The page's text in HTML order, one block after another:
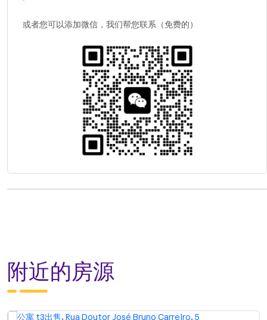
或者您可以添加微信，我们帮您联系（免费的）
附近的房源